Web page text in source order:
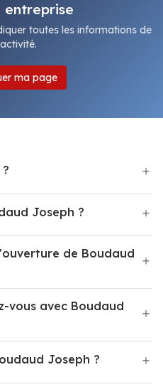
entreprise
toutes les informations de
ma page
Joseph ?
de Boudaud
vous avec Boudaud
Joseph ?